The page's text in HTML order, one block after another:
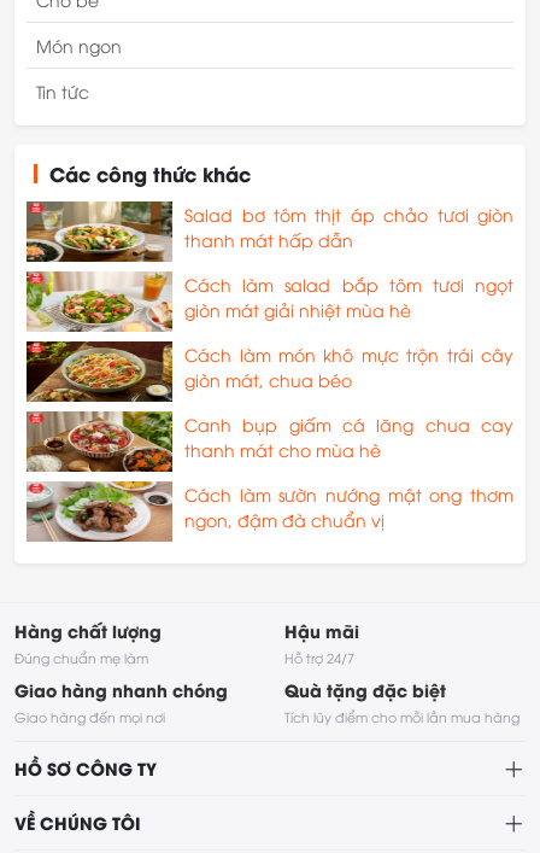
Món ngon
Tin tức
Các công thức khác
Salad bơ tôm thịt áp chảo tươi giòn
thanh mát hấp dẫn
Cách làm salad bắp tôm tươi ngọt
giòn mát giải nhiệt mùa hè
Cách làm món khô mực trộn trái cây
giòn mát, chua béo
Canh bụp giấm cá lăng chua cay
thanh mát cho mùa hè
Cách làm sườn nướng mật ong thơm
ngon, đậm đà chuẩn vị
Hàng chất lượng
Đúng chuẩn mẹ làm
Hậu mãi
Hỗ trợ 24/7
Giao hàng nhanh chóng
Giao hàng đến mọi nơi
Quà tặng đặc biệt
Tích lũy điểm cho mỗi lần mua hàng
HỒ SƠ CÔNG TY
VỀ CHÚNG TÔI